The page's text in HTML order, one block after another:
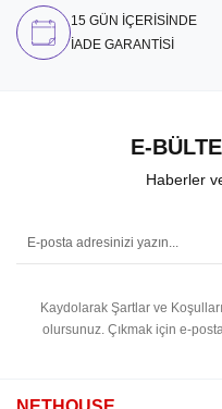
15 GÜN İÇERİSİNDE
İADE GARANTİSİ
E-
Haberler
Kaydolarak Şartlar ve
olursunuz. Çıkmak için e-